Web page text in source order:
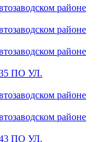
районе
районе
районе
ПО УЛ.
районе
районе
ПО УЛ.